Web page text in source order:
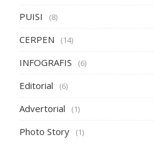
PUISI (8)
CERPEN (14)
INFOGRAFIS (6)
Editorial (6)
Advertorial (1)
Photo Story (1)